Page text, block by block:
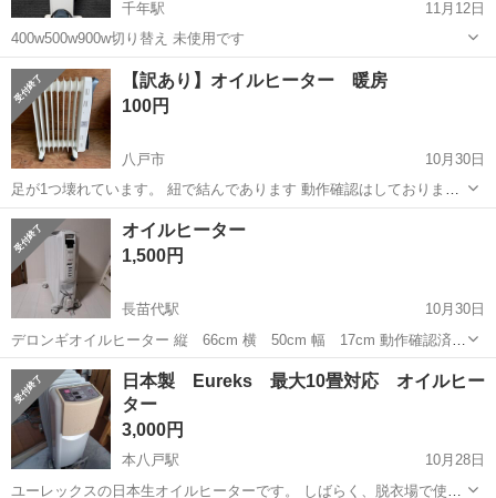
千年駅
11月12日
400w500w900w切り替え 未使用です
青森 弘前市 千年駅 季節、空調家電 500w
【訳あり】オイルヒーター 暖房
100円
八戸市
10月30日
足が1つ壊れています。 紐で結んであります 動作確認はしております
ノーブランドです
青森 八戸市 季節、空調家電
オイルヒーター
1,500円
長苗代駅
10月30日
デロンギオイルヒーター 縦 66cm 横 50cm 幅 17cm 動作確認済み
説明書あり リモコン付き、手動orリモコンで温度調節出来ます。 空気
が乾燥せず、火傷の心配なし。じんわり暖かさ持続します。 綺麗で
す。 お値下げ...
青森 八戸市 長苗代駅 季節、空調家電 リモコン
日本製 Eureks 最大10畳対応 オイルヒー
ター
3,000円
本八戸駅
10月28日
ユーレックスの日本生オイルヒーターです。 しばらく、脱衣場で使っ